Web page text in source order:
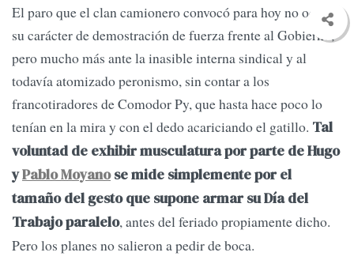
El paro que el clan camionero convocó para hoy no oculta
su carácter de demostración de fuerza frente al Gobierno,
pero mucho más ante la inasible interna sindical y al
todavía atomizado peronismo, sin contar a los
francotiradores de Comodor Py, que hasta hace poco lo
tenían en la mira y con el dedo acariciando el gatillo. Tal
voluntad de exhibir musculatura por parte de Hugo
yPablo Moyanose mide simplemente por el
tamaño del gesto que supone armar su Día del
Trabajo paralelo, antes del feriado propiamente dicho.
Pero los planes no salieron a pedir de boca.